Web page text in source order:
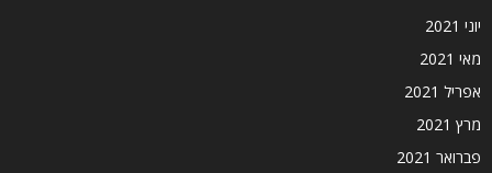
יוני 2021
מאי 2021
אפריל 2021
מרץ 2021
פברואר 2021